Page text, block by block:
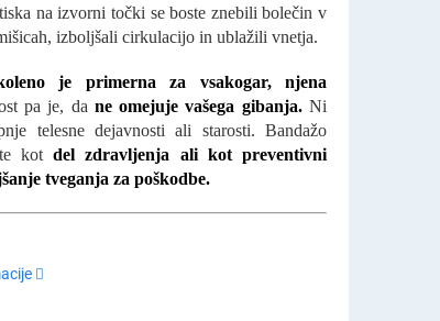
na izvorni točki se boste znebili bolečin v
izboljšali cirkulacijo in ublažili vnetja.
je primerna za vsakogar, njena
pa je, dane omejuje vašega gibanja.Ni
telesne dejavnosti ali starosti. Bandažo
kotdel zdravljenja ali kot preventivni
tveganja za poškodbe.